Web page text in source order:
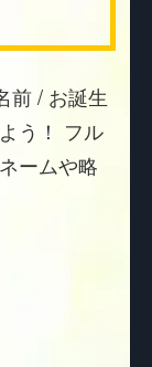
前 / お誕生
う！ フル
ームや略